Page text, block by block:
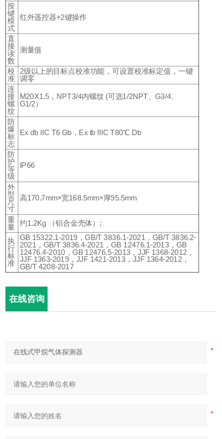
按
键
模
式
红外遥控器+2键操作
直
接
读
数
测量值
校
准
2级以上的目标点校准功能，可设置校准标定值，一键
调零
连
接
螺
纹
M20X1.5，NPT3/4内螺纹 (可选1/2NPT、G3/4、
G1/2）
防
爆
标
志
Ex db IIC T6 Gb，Ex tb IIIC T80℃ Db
防
护
等
级
IP66
外
型
尺
寸
高170.7mm×宽168.5mm×厚95.5mm
重
量 约1.2Kg （铝合金壳体）;
执
行
标
准
GB 15322.1-2019，GB/T 3836.1-2021，GB/T 3836.2-
2021，GB/T 3836.4-2021，GB 12476.1-2013，GB
12476.4-2010，GB 12476.5-2013，JJF 1368-2012，
JJF 1363-2019，JJF 1421-2013，JJF 1364-2012，
GB/T 4208-2017
在线咨询